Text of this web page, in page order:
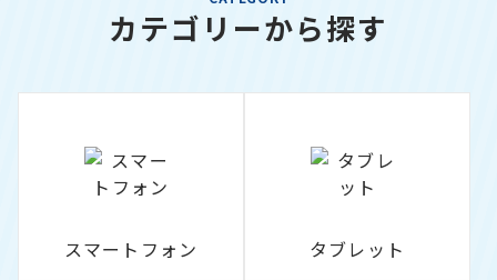
カテゴリーから探す
スマートフォン タブレット